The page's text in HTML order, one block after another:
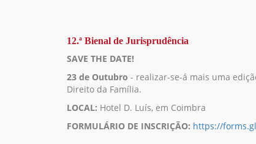
ONLINE
Vamos
conversar
sobre
por
exercício
12.ª Bienal de Jurisprudência
SAVE THE DATE!
23 de Outubro - realizar-se-á mais uma
Direito da Família.
LOCAL: Hotel D. Luís, em Coimbra
FORMULÁRIO DE INSCRIÇÃO: https://